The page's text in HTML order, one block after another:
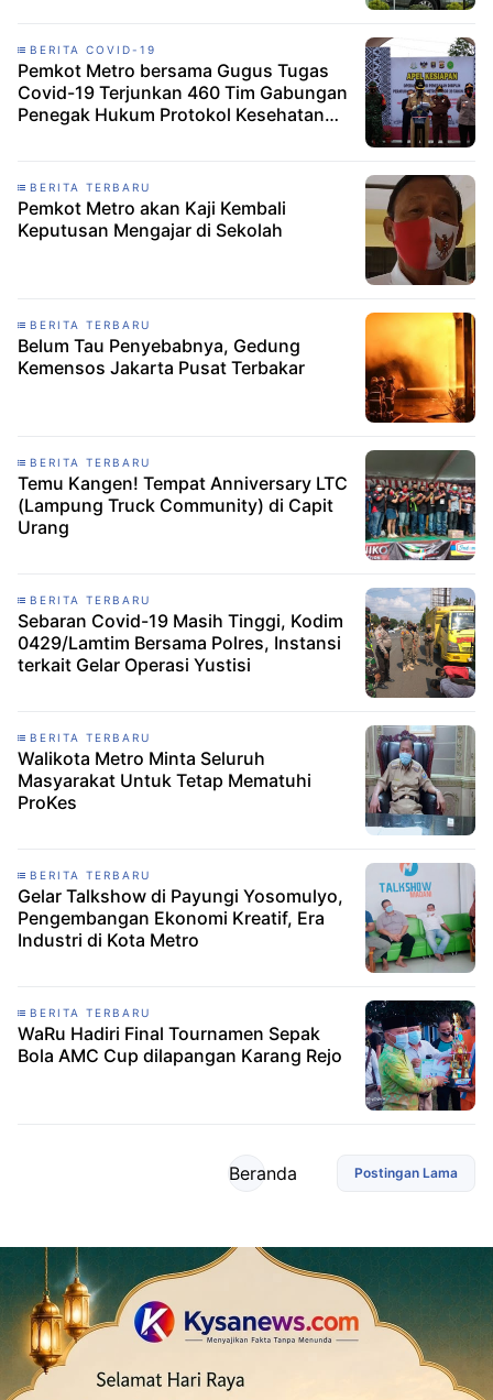
BERITA COVID-19
Pemkot Metro bersama Gugus Tugas
Covid-19 Terjunkan 460 Tim Gabungan
Penegak Hukum Protokol Kesehatan
BERITA TERBARU
Pemkot Metro akan Kaji Kembali
Keputusan Mengajar di Sekolah
BERITA TERBARU
Belum Tau Penyebabnya, Gedung
Kemensos Jakarta Pusat Terbakar
BERITA TERBARU
Temu Kangen! Tempat Anniversary LTC
(Lampung Truck Community) di Capit
Urang
BERITA TERBARU
Sebaran Covid-19 Masih Tinggi, Kodim
0429/Lamtim Bersama Polres, Instansi
terkait Gelar Operasi Yustisi
BERITA TERBARU
Walikota Metro Minta Seluruh
Masyarakat Untuk Tetap Mematuhi
ProKes
BERITA TERBARU
Gelar Talkshow di Payungi Yosomulyo,
Pengembangan Ekonomi Kreatif, Era
Industri di Kota Metro
BERITA TERBARU
WaRu Hadiri Final Tournamen Sepak
Bola AMC Cup dilapangan Karang Rejo
Postingan Lama
Beranda